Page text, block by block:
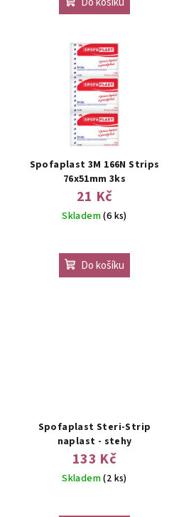
Spofaplast 3M 166N Strips
76x51mm 3ks
21 Kč
Skladem(6 ks)
Do košíku
Spofaplast Steri-Strip
naplast - stehy
133 Kč
Skladem(2 ks)